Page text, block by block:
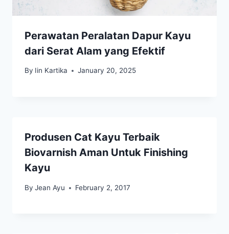
Perawatan Peralatan Dapur Kayu
dari Serat Alam yang Efektif
By Iin Kartika January 20, 2025
Produsen Cat Kayu Terbaik
Biovarnish Aman Untuk Finishing
Kayu
By Jean Ayu February 2, 2017